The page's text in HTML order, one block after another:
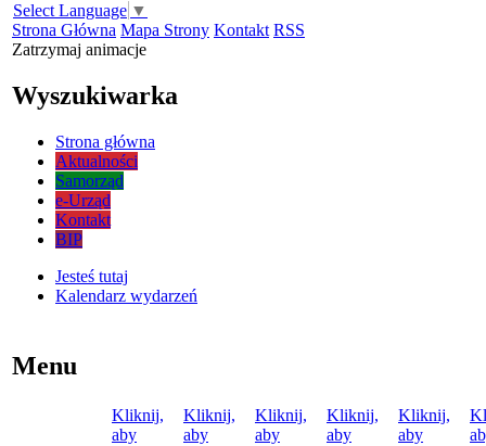
Select Language ▼
Strona Główna Mapa Strony Kontakt RSS
Zatrzymaj animacje
Wyszukiwarka
Strona główna
Aktualności
Samorząd
e-Urząd
Kontakt
BIP
Jesteś tutaj
Kalendarz wydarzeń
Menu
Kliknij,
aby
Kliknij,
aby
Kliknij,
aby
Kliknij,
aby
Kliknij,
aby